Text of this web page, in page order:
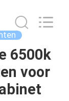
6500k
voor